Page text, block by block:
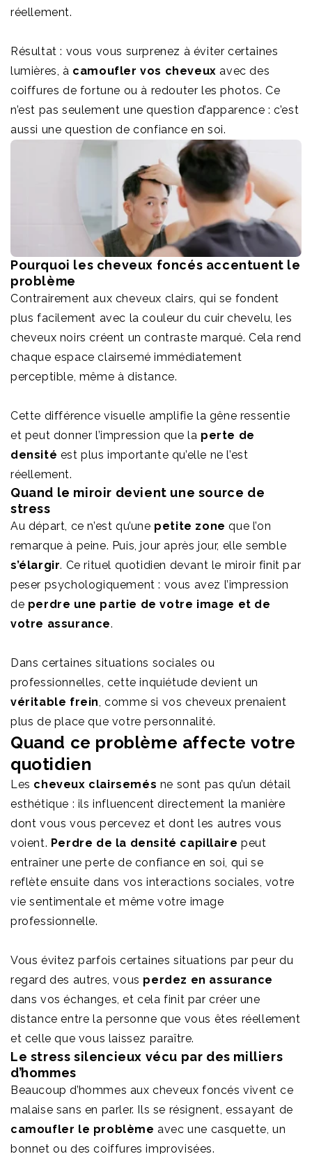
réellement.
Résultat : vous vous surprenez à éviter certaines
lumières, à camoufler vos cheveux avec des
coiffures de fortune ou à redouter les photos. Ce
n’est pas seulement une question d’apparence : c’est
aussi une question de confiance en soi.
Pourquoi les cheveux foncés accentuent le
problème
Contrairement aux cheveux clairs, qui se fondent
plus facilement avec la couleur du cuir chevelu, les
cheveux noirs créent un contraste marqué. Cela rend
chaque espace clairsemé immédiatement
perceptible, même à distance.
Cette différence visuelle amplifie la gêne ressentie
et peut donner l’impression que la perte de
densité est plus importante qu’elle ne l’est
réellement.
Quand le miroir devient une source de
stress
Au départ, ce n’est qu’une petite zone que l’on
remarque à peine. Puis, jour après jour, elle semble
s’élargir. Ce rituel quotidien devant le miroir finit par
peser psychologiquement : vous avez l’impression
de perdre une partie de votre image et de
votre assurance.
Dans certaines situations sociales ou
professionnelles, cette inquiétude devient un
véritable frein, comme si vos cheveux prenaient
plus de place que votre personnalité.
Quand ce problème affecte votre
quotidien
Les cheveux clairsemés ne sont pas qu’un détail
esthétique : ils influencent directement la manière
dont vous vous percevez et dont les autres vous
voient. Perdre de la densité capillaire peut
entraîner une perte de confiance en soi, qui se
reflète ensuite dans vos interactions sociales, votre
vie sentimentale et même votre image
professionnelle.
Vous évitez parfois certaines situations par peur du
regard des autres, vous perdez en assurance
dans vos échanges, et cela finit par créer une
distance entre la personne que vous êtes réellement
et celle que vous laissez paraître.
Le stress silencieux vécu par des milliers
d’hommes
Beaucoup d’hommes aux cheveux foncés vivent ce
malaise sans en parler. Ils se résignent, essayant de
camoufler le problème avec une casquette, un
bonnet ou des coiffures improvisées.